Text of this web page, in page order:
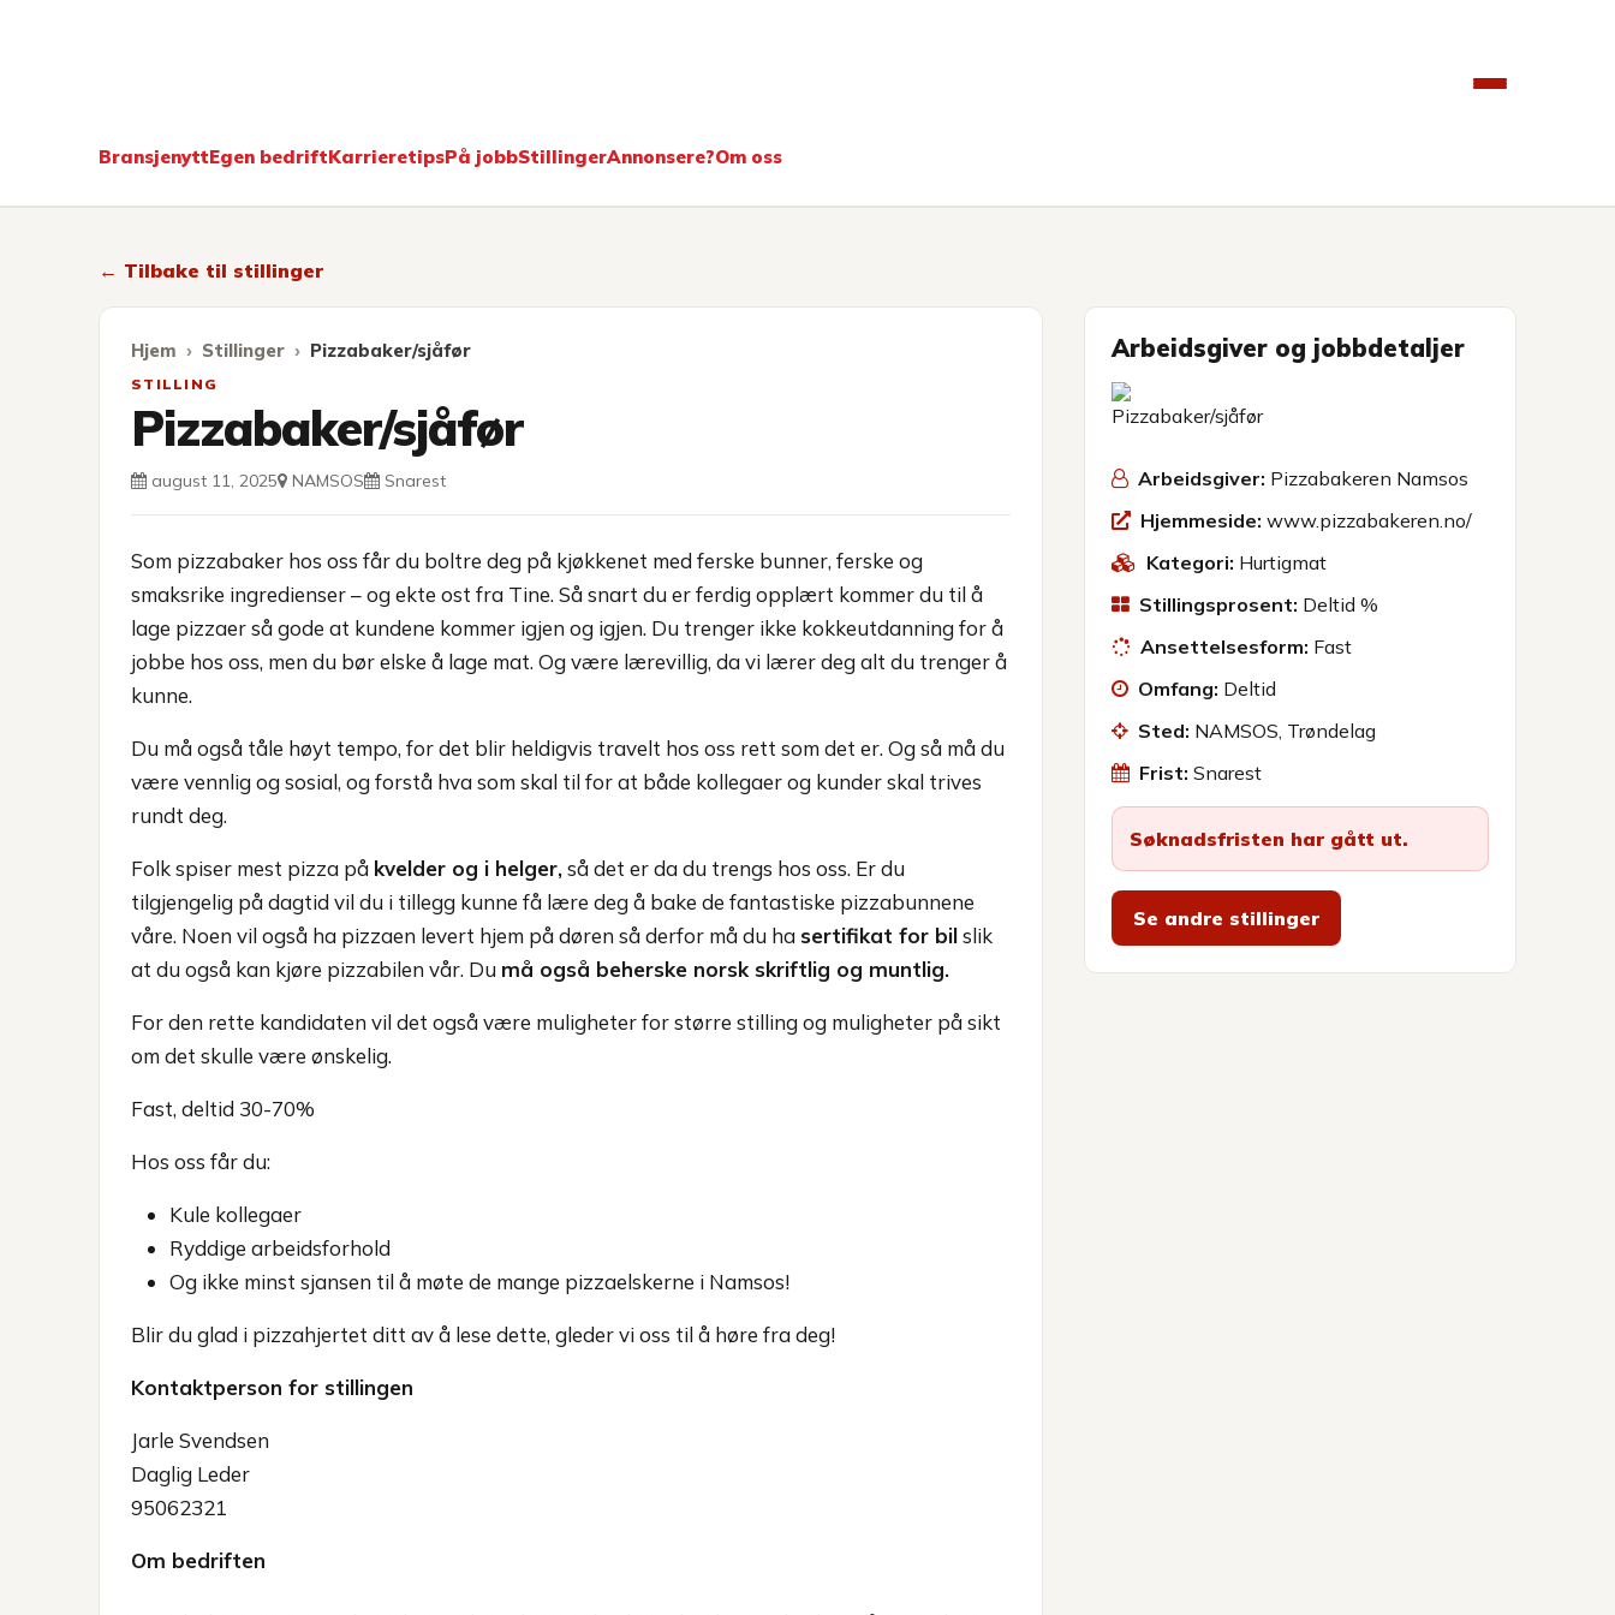
Kokkekarriere
BransjenyttEgen bedriftKarrieretipsPå jobbStillingerAnnonsere?Om oss
← Tilbake til stillinger
Hjem Stillinger Pizzabaker/sjåfør
STILLING
Pizzabaker/sjåfør
august 11, 2025 NAMSOS Snarest
Som pizzabaker hos oss får du boltre deg på kjøkkenet med ferske bunner, ferske og
smaksrike ingredienser – og ekte ost fra Tine. Så snart du er ferdig opplært kommer du til å
lage pizzaer så gode at kundene kommer igjen og igjen. Du trenger ikke kokkeutdanning for å
jobbe hos oss, men du bør elske å lage mat. Og være lærevillig, da vi lærer deg alt du trenger å
kunne.
Du må også tåle høyt tempo, for det blir heldigvis travelt hos oss rett som det er. Og så må du
være vennlig og sosial, og forstå hva som skal til for at både kollegaer og kunder skal trives
rundt deg.
Folk spiser mest pizza på kvelder og i helger,så det er da du trengs hos oss. Er du
tilgjengelig på dagtid vil du i tillegg kunne få lære deg å bake de fantastiske pizzabunnene
våre. Noen vil også ha pizzaen levert hjem på døren så derfor må du ha sertifikat for bilslik
at du også kan kjøre pizzabilen vår. Du må også beherske norsk skriftlig og muntlig.
For den rette kandidaten vil det også være muligheter for større stilling og muligheter på sikt
om det skulle være ønskelig.
Fast, deltid 30-70%
Hos oss får du:
Kule kollegaer
Ryddige arbeidsforhold
Og ikke minst sjansen til å møte de mange pizzaelskerne i Namsos!
Blir du glad i pizzahjertet ditt av å lese dette, gleder vi oss til å høre fra deg!
Kontaktperson for stillingen
Jarle Svendsen
Daglig Leder
95062321
Om bedriften
Arbeidsgiver og jobbdetaljer
Arbeidsgiver: Pizzabakeren Namsos
Hjemmeside: www.pizzabakeren.no/
Kategori: Hurtigmat
Stillingsprosent: Deltid %
Ansettelsesform: Fast
Omfang: Deltid
Sted: NAMSOS, Trøndelag
Frist: Snarest
Søknadsfristen har gått ut.
Se andre stillinger